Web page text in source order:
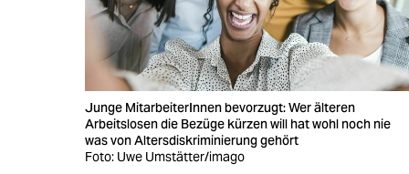
veranstaltungen
unterstützenJunge MitarbeiterInnen bevorzugt: Wer älteren
Arbeitslosen die Bezüge kürzen will hat wohl noch nie
was von Altersdiskriminierung gehört
Foto: Uwe Umstätter/imago